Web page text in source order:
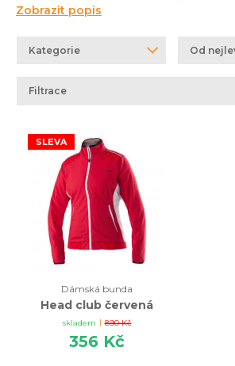
vzít i na volnočasové nošení. Stačí si
dané lze využít filtr, který se nachází v
které patří například:
Společně se podíváme na Vaše
vhodnou kombinaci, která Vám bude
Zobrazit popis
Od
Kategorie
Filtrace
SLEVA
Dámská bunda
Head club červená
skladem | 890 Kč
356 Kč